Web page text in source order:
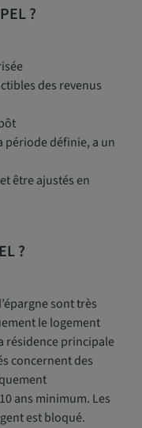
?
des revenus
période définie, a un
être ajustés en
?
sont très
le logement
résidence principale
concernent des
ans minimum. Les
est bloqué.